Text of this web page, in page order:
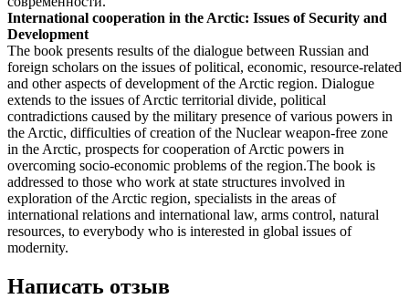
International cooperation in the Arctic: Issues of Security and
Development
The book presents results of the dialogue between Russian and
foreign scholars on the issues of political, economic, resource-related
and other aspects of development of the Arctic region. Dialogue
extends to the issues of Arctic territorial divide, political
contradictions caused by the military presence of various powers in
the Arctic, difficulties of creation of the Nuclear weapon-free zone
in the Arctic, prospects for cooperation of Arctic powers in
overcoming socio-economic problems of the region.The book is
addressed to those who work at state structures involved in
exploration of the Arctic region, specialists in the areas of
international relations and international law, arms control, natural
resources, to everybody who is interested in global issues of
modernity.
Написать отзыв